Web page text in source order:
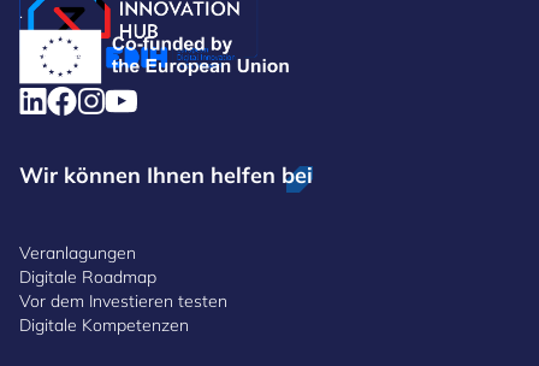
.
Wir können Ihnen helfen bei
Veranlagungen
Digitale Roadmap
Vor dem Investieren testen
Digitale Kompetenzen